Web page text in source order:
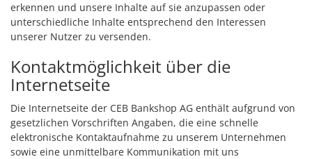
erkennen und unsere Inhalte auf sie anzupassen oder
unterschiedliche Inhalte entsprechend den Interessen
unserer Nutzer zu versenden.
Kontaktmöglichkeit über die
Internetseite
Die Internetseite der CEB Bankshop AG enthält aufgrund von
gesetzlichen Vorschriften Angaben, die eine schnelle
elektronische Kontaktaufnahme zu unserem Unternehmen
sowie eine unmittelbare Kommunikation mit uns